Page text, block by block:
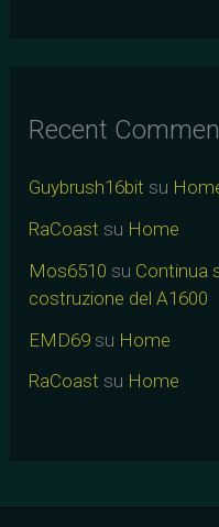
Recent
Guybrush16bit su
RaCoast su Home
Mos6510 su Continua
costruzione del A1600
EMD69 su Home
RaCoast su Home